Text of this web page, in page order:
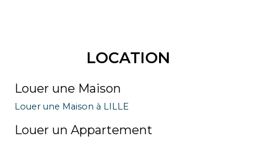
LOCATION
Louer une Maison
Louer une Maison à LILLE
Louer un Appartement